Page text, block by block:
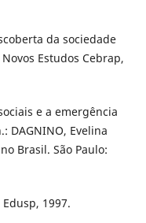
da sociedade
Estudos Cebrap,
e a emergência
DAGNINO, Evelina
Brasil. São Paulo:
1997.